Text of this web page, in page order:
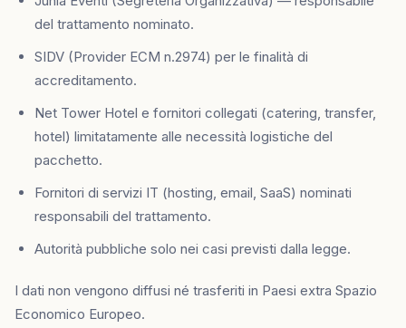
del trattamento nominato.
SIDV (Provider ECM n.2974) per le finalità di
accreditamento.
Net Tower Hotel e fornitori collegati (catering, transfer,
hotel) limitatamente alle necessità logistiche del
pacchetto.
Fornitori di servizi IT (hosting, email, SaaS) nominati
responsabili del trattamento.
Autorità pubbliche solo nei casi previsti dalla legge.
I dati non vengono diffusi né trasferiti in Paesi extra Spazio
Economico Europeo.